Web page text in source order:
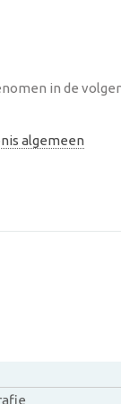
in de
algemeen